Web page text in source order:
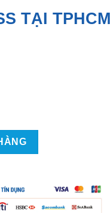
TẠI
Cross Tại TPHCM